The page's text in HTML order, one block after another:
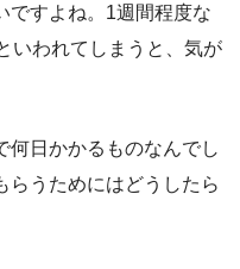
ですよね。1週間程度な
いわれてしまうと、気が
何日かかるものなんでし
うためにはどうしたら